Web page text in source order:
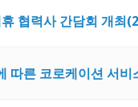
협력사 간담회 개최
따른 코로케이션 서